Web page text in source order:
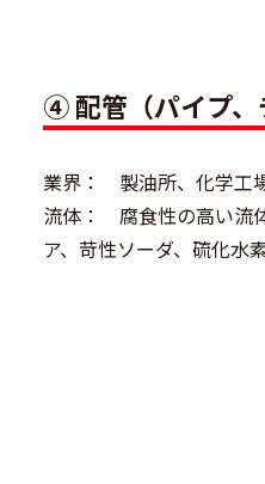
④ 配管（パイプ、
業界： 製油所、化学工
流体： 腐食性の高い流
ア、苛性ソーダ、硫化水素